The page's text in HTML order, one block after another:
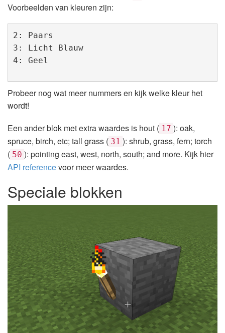
Voorbeelden van kleuren zijn:
2: Paars
3: Licht Blauw
4: Geel
Probeer nog wat meer nummers en kijk welke kleur het
wordt!
Een ander blok met extra waardes is hout ( 17 ): oak,
spruce, birch, etc; tall grass ( 31 ): shrub, grass, fern; torch
( 50 ): pointing east, west, north, south; and more. Kijk hier
API referencevoor meer waardes.
Speciale blokken